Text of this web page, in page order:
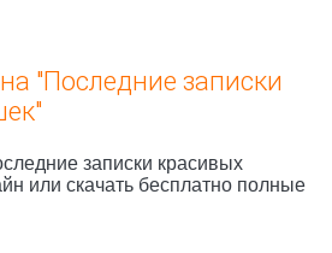
"Последние записки
записки красивых
или скачать бесплатно полные